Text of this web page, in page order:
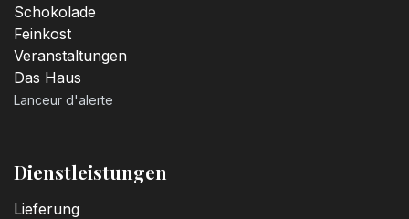
Schokolade
Feinkost
Veranstaltungen
Das Haus
Lanceur d'alerte
Dienstleistungen
Lieferung